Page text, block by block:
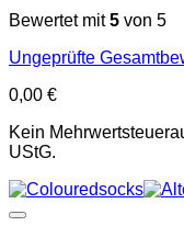
Bewertet mit5 von 5
Ungeprüfte
0,00 €
Kein
UStG.